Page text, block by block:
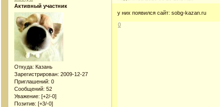
Активный участник
Откуда: Казань
Зарегистрирован: 2009-12-27
Приглашений: 0
Сообщений: 52
Уважение: [+2/-0]
Позитив: [+3/-0]
у них появился сайт: sobg-kazan.ru
0